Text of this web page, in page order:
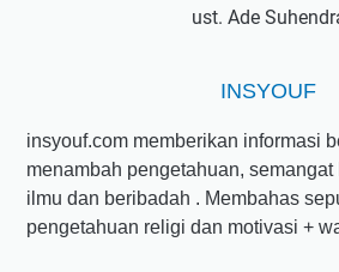
ust. Ade
INSYOUF
insyouf.com memberikan informasi
menambah pengetahuan,
ilmu dan beribadah . Membahas
pengetahuan religi dan motivasi +